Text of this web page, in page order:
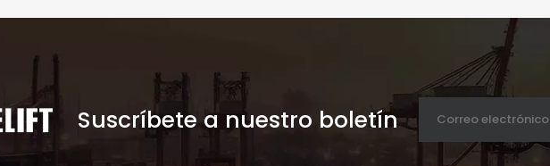
Suscríbete a nuestro boletín